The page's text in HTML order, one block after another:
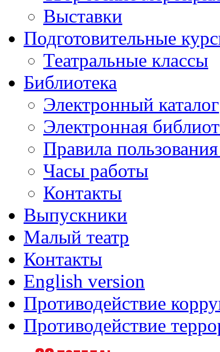
Выставки
Подготовительные
Театральные классы
Библиотека
Электронный каталог
Электронная
Правила
Часы работы
Контакты
Выпускники
Малый театр
Контакты
English version
Противодействие
Противодействие